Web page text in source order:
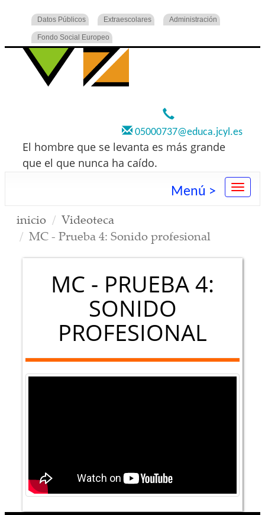
Datos Públicos Extraescolares Administración
Fondo Social Europeo
05000737@educa.jcyl.es
El hombre que se levanta es más grande
que el que nunca ha caído.
Menú >
inicio
Videoteca
MC - Prueba 4: Sonido profesional
MC - PRUEBA 4:
SONIDO
PROFESIONAL